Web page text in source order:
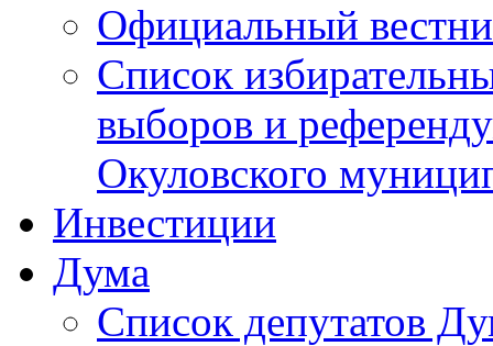
Официальный
Список
выборов и
Окуловского
Инвестиции
Дума
Список депутатов